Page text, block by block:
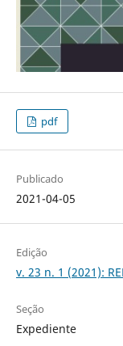
pdf
Publicado
2021-04-05
Edição
v. 23 n. 1 (2021):
Seção
Expediente